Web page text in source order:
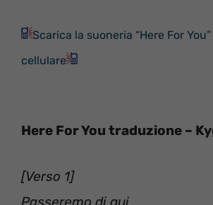
Scarica la suoneria “Here For
cellulare
Here For You traduzione –
[Verso 1]
Passeremo di qui